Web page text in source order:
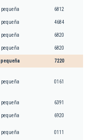
pequeña 6812
pequeña 4684
pequeña 6820
pequeña 6820
pequeña 7220
pequeña 0161
pequeña 6391
pequeña 6920
pequeña 0111